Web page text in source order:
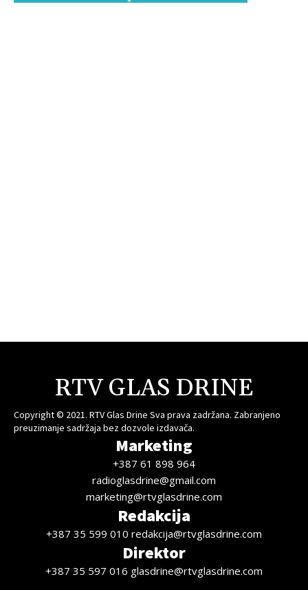
RTV GLAS DRINE
Copyright © 2021. RTV Glas Drine Sva prava zadržana. Zabranjeno
preuzimanje sadržaja bez dozvole izdavača.
Marketing
+387 61 898 964
radioglasdrine@gmail.com
marketing@rtvglasdrine.com
Redakcija
+387 35 599 010 redakcija@rtvglasdrine.com
Direktor
+387 35 597 016 glasdrine@rtvglasdrine.com